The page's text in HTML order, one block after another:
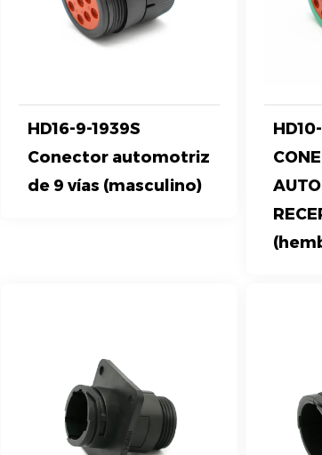
HD16-9-1939S
Conector automotriz
de 9 vías (masculino)